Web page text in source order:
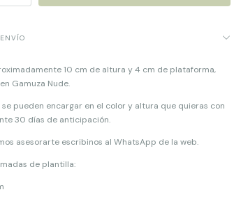
10 cm de altura y 4 cm de plataforma,
Gamuza Nude.
se pueden encargar en el color y altura que quieras con
30 días de anticipación.
asesorarte escribinos al WhatsApp de la web.
de plantilla: